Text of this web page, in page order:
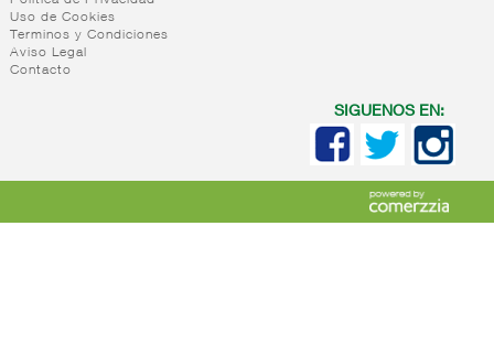
Uso de Cookies
Terminos y Condiciones
Aviso Legal
Contacto
SIGUENOS EN: